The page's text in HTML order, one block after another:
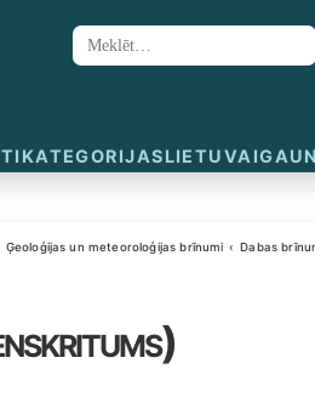
KATEGORIJASLIETUVA
Meklēt:
Ģeoloģijas un meteoroloģijas brīnumi Dabas